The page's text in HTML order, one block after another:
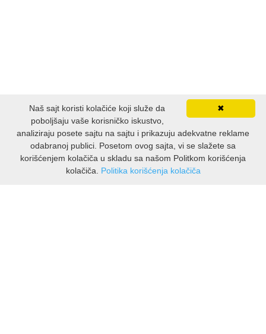
✖
Naš sajt koristi kolačiće koji služe da
poboljšaju vaše korisničko iskustvo,
analiziraju posete sajtu na sajtu i prikazuju adekvatne reklame
odabranoj publici. Posetom ovog sajta, vi se slažete sa
korišćenjem kolačiča u skladu sa našom Politkom korišćenja
kolačiča. Politika korišćenja kolačiča